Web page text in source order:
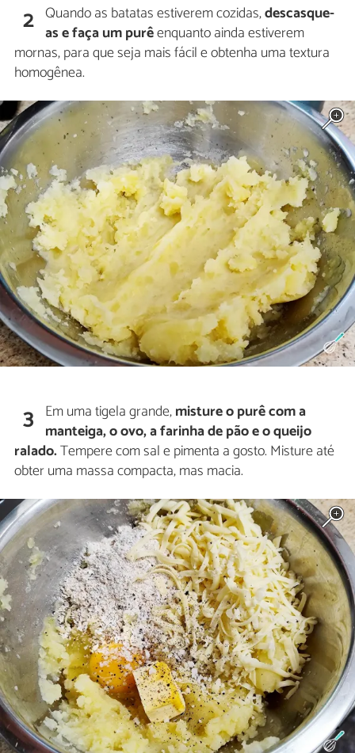
2 Quando as batatas estiverem cozidas,descasque-
as e faça um purêenquanto ainda estiverem
mornas, para que seja mais fácil e obtenha uma textura
homogênea.
3 Em uma tigela grande,misture o purê com a
manteiga, o ovo, a farinha de pão e o queijo
ralado.Tempere com sal e pimenta a gosto. Misture até
obter uma massa compacta, mas macia.